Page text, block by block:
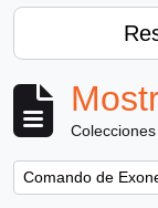
Colecciones
Remove filter:
Comando de